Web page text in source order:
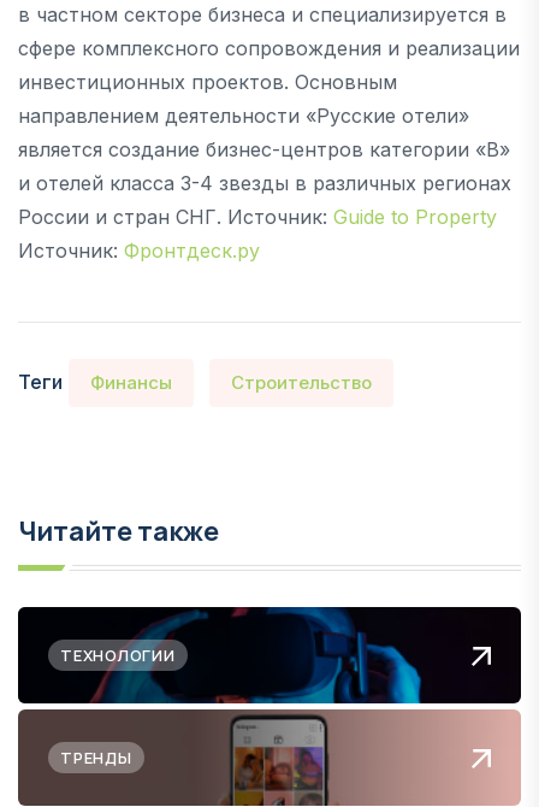
в частном секторе бизнеса и специализируется в
сфере комплексного сопровождения и реализации
инвестиционных проектов. Основным
направлением деятельности «Русские отели»
является создание бизнес-центров категории «В»
и отелей класса 3-4 звезды в различных регионах
России и стран СНГ. Источник: Guide to Property
Источник: Фронтдеск.ру
Теги Финансы Строительство
Читайте также
ТЕХНОЛОГИИ
ТРЕНДЫ